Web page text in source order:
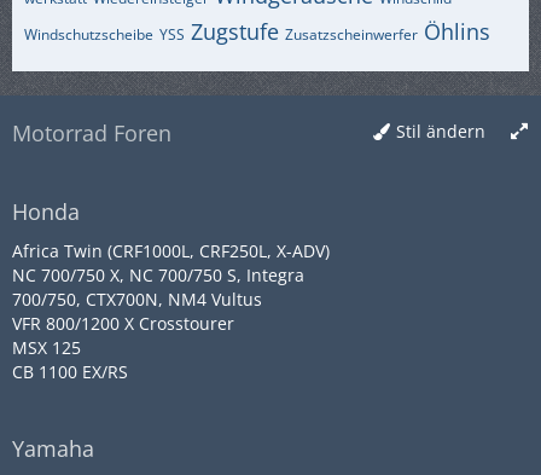
Windschutzscheibe YSS Zugstufe Zusatzscheinwerfer Öhlins
Stil ändern
Motorrad Foren
Honda
Africa Twin (CRF1000L, CRF250L, X-ADV)
NC 700/750 X, NC 700/750 S, Integra
700/750, CTX700N, NM4 Vultus
VFR 800/1200 X Crosstourer
MSX 125
CB 1100 EX/RS
Yamaha